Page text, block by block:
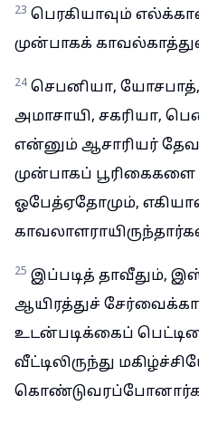
23 பெரகியாவும்
முன்பாகக்
24 செபனியா,
அமாசாயி, சகரியா,
என்னும் ஆசாரியர்
முன்பாகப்
ஓபேத்ஏதோமும்,
25 இப்படித் தாவீதும்,
ஆயிரத்துச்
உடன்படிக்கைப்
வீட்டிலிருந்து